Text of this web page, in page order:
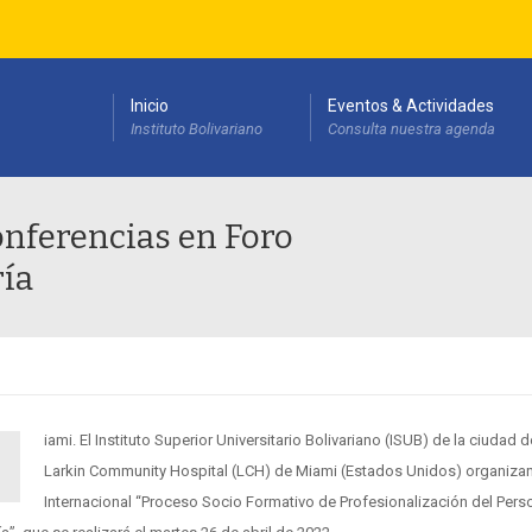
Inicio
Instituto Bolivariano
Eventos & Actividades
Consulta nuestra agenda
en Foro
iami. El Instituto Superior Universitario Bolivariano (ISUB) de la ciudad
Larkin Community Hospital (LCH) de Miami (Estados Unidos)
Internacional “Proceso Socio Formativo de Profesionalización del